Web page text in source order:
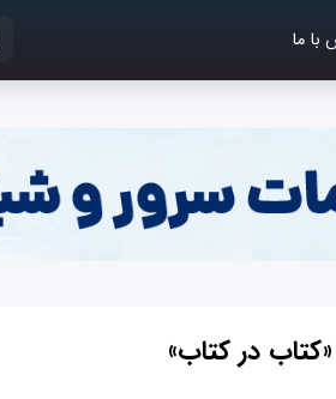
با ما
«کتاب در کتاب»